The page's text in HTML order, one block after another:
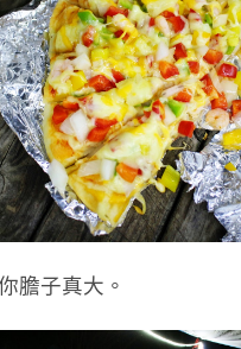
膽子真大。